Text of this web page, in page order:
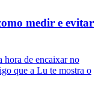
medir e evitar
hora de encaixar no
que a Lu te mostra o